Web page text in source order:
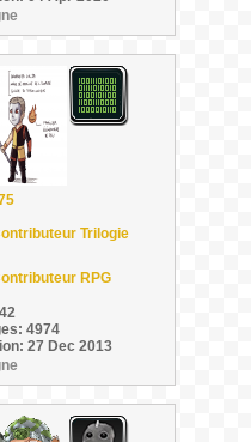
Trilogie
RPG
4974
27 Dec 2013